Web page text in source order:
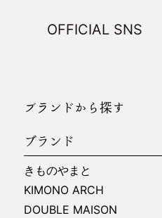
OFFICIAL SNS
ブランドから探す
ブランド
きものやまと
KIMONO ARCH
DOUBLE MAISON